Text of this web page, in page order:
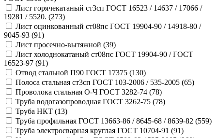
Лист горячекатаный ст3сп ГОСТ 16523 / 14637 / 17066 /
19281 / 5520. (273)
Лист оцинкованный ст08пс ГОСТ 19904-90 / 14918-80 /
9045-93 (91)
Лист просечно-вытяжной (39)
Лист холоднокатаный ст08пс ГОСТ 19904-90 / ГОСТ
16523-97 (91)
Отвод стальной П90 ГОСТ 17375 (130)
Полоса стальная ст3сп ГОСТ 103-2006 / 535-2005 (65)
Проволока стальная О-Ч ГОСТ 3282-74 (78)
Труба водогазопроводная ГОСТ 3262-75 (78)
Труба НКТ (13)
Труба профильная ГОСТ 13663-86 / 8645-68 / 8639-82 (559)
Труба электросварная круглая ГОСТ 10704-91 (91)